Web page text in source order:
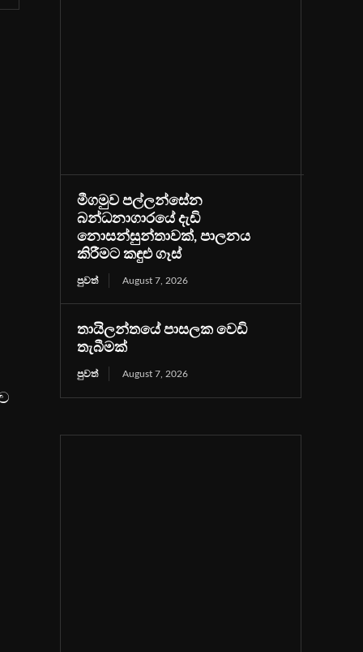
මීගමුව පල්ලන්සේන
බන්ධනාගාරයේ දැඩි
නොසන්සුන්තාවක්, පාලනය
කිරීමට කඳුළු ගෑස්
පුවත් August 7, 2026
තායිලන්තයේ පාසලක වෙඩි
තැබීමක්
පුවත් August 7, 2026